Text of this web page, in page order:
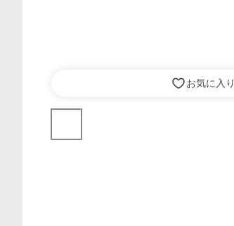
お気に入り